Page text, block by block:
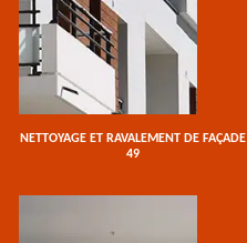
NETTOYAGE ET RAVALEMENT DE FAÇADE
49